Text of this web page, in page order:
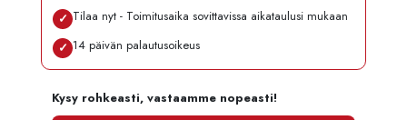
✓ Tilaa nyt - Toimitusaika sovittavissa aikataulusi mukaan
✓ 14 päivän palautusoikeus
Kysy rohkeasti, vastaamme nopeasti!